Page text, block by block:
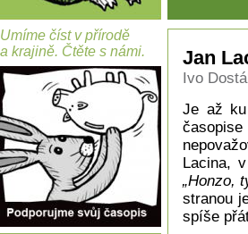
Umíme číst v přírodě
a krajině. Čtěte s námi.
Jan
Ivo
Je až
Lacina,
„Honzo,
stranou
spíše